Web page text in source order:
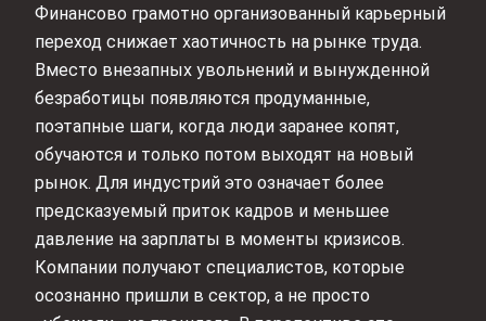
Финансово грамотно организованный карьерный
переход снижает хаотичность на рынке труда.
Вместо внезапных увольнений и вынужденной
безработицы появляются продуманные,
поэтапные шаги, когда люди заранее копят,
обучаются и только потом выходят на новый
рынок. Для индустрий это означает более
предсказуемый приток кадров и меньшее
давление на зарплаты в моменты кризисов.
Компании получают специалистов, которые
осознанно пришли в сектор, а не просто